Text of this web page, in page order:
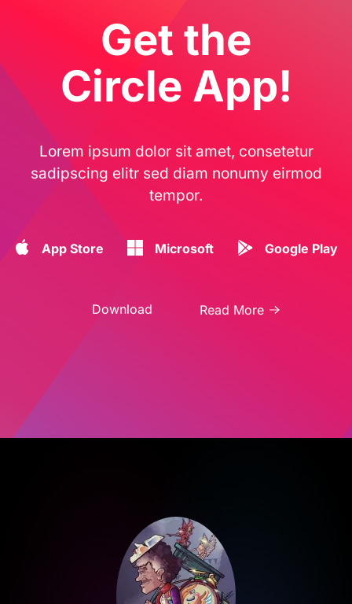
Get the
Circle App!
Lorem ipsum dolor sit amet, consetetur
sadipscing elitr sed diam nonumy eirmod
tempor.
App Store Microsoft Google Play
Download Read More